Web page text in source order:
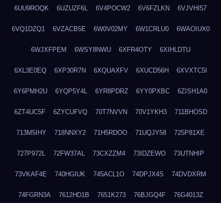
6UU9ROQK 6UZUZF6L 6V4POCW2 6V6FZLKN 6VJVHI57
6VQ1DZQ1 6VZACB5E 6W0V02MY 6W1CRLU0 6WAOIUX0
6WJXFPEM 6WSY8NWU 6XFR4OTY 6XIHLDTU
6XL3E0EQ 6XP30R7N 6XQUAXFV 6XUCD56H 6XVXTC5I
6Y6PMH2U 6YQP5Y4L 6YR8PDRZ 6YY0PXBC 6ZISH1A0
6ZT4UC5F 6ZYCUFVQ 70T7NVVN 70V1YKH3 711BHOSD
713M5IHY 718NNXY2 71H5RDOO 71UQJY58 725P81XE
727P972L 72FW37AL 73CXZZM4 73IDZEWO 73UTNHIP
73VKAF4E 740HGIUK 745ACL1O 74DPJX4S 74DVDXRM
74FGRN3A 7612HD1B 7651K273 76BJGQ4F 76G4013Z